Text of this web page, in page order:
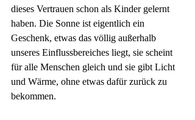
dieses Vertrauen schon als Kinder gelernt
haben. Die Sonne ist eigentlich ein
Geschenk, etwas das völlig außerhalb
unseres Einflussbereiches liegt, sie scheint
für alle Menschen gleich und sie gibt Licht
und Wärme, ohne etwas dafür zurück zu
bekommen.